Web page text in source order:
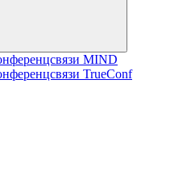
MIND
TrueConf